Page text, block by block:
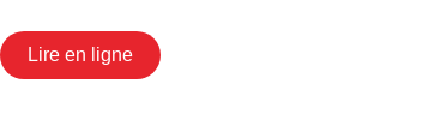
Lire en ligne